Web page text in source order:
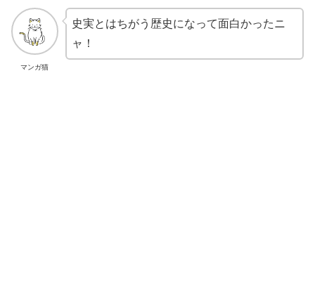
マンガ猫
史実とはちがう歴史になって面白かったニ
ャ！